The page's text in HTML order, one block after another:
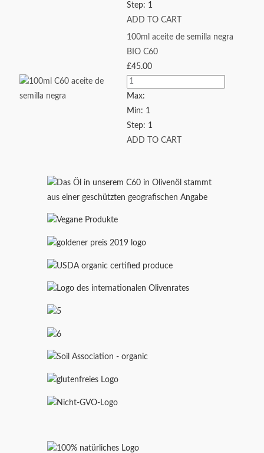
Step: 1
ADD TO CART
100ml aceite de semilla negra
BIO C60
£45.00
Max:
Min: 1
Step: 1
ADD TO CART